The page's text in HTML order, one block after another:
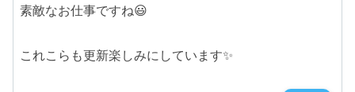
素敵なお仕事ですね😃
これこらも更新楽しみにしています✨️